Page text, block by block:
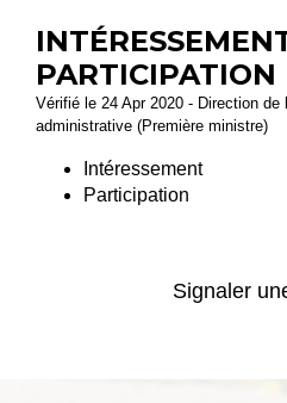
PARTICIPATION
Vérifié le 24 Apr 2020 - Direction de
administrative (Première ministre)
Intéressement
Participation
Signaler